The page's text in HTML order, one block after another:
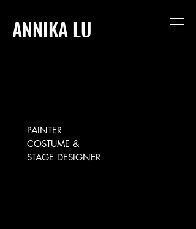
ANNIKA LU
PAINTER
COSTUME &
STAGE DESIGNER